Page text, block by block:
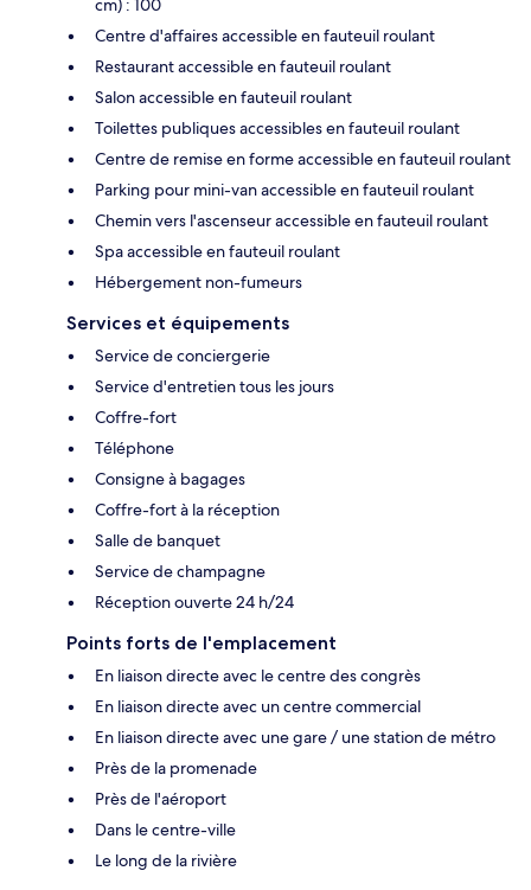
cm) : 100
Centre d'affaires accessible en fauteuil roulant
Restaurant accessible en fauteuil roulant
Salon accessible en fauteuil roulant
Toilettes publiques accessibles en fauteuil roulant
Centre de remise en forme accessible en fauteuil roulant
Parking pour mini-van accessible en fauteuil roulant
Chemin vers l'ascenseur accessible en fauteuil roulant
Spa accessible en fauteuil roulant
Hébergement non-fumeurs
Services et équipements
Service de conciergerie
Service d'entretien tous les jours
Coffre-fort
Téléphone
Consigne à bagages
Coffre-fort à la réception
Salle de banquet
Service de champagne
Réception ouverte 24 h/24
Points forts de l'emplacement
En liaison directe avec le centre des congrès
En liaison directe avec un centre commercial
En liaison directe avec une gare / une station de métro
Près de la promenade
Près de l'aéroport
Dans le centre-ville
Le long de la rivière